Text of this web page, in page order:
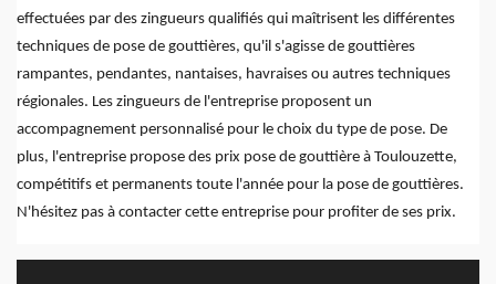
effectuées par des zingueurs qualifiés qui maîtrisent les différentes
techniques de pose de gouttières, qu'il s'agisse de gouttières
rampantes, pendantes, nantaises, havraises ou autres techniques
régionales. Les zingueurs de l'entreprise proposent un
accompagnement personnalisé pour le choix du type de pose. De
plus, l'entreprise propose des prix pose de gouttière à Toulouzette,
compétitifs et permanents toute l'année pour la pose de gouttières.
N'hésitez pas à contacter cette entreprise pour profiter de ses prix.